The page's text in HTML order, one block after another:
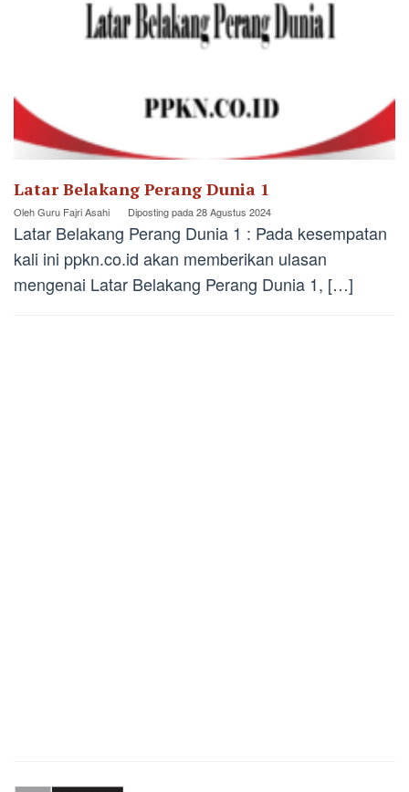
Latar Belakang Perang Dunia 1
OlehGuru Fajri Asahi Diposting pada28 Agustus 2024
Latar Belakang Perang Dunia 1 : Pada kesempatan
kali ini ppkn.co.id akan memberikan ulasan
mengenai Latar Belakang Perang Dunia 1, […]